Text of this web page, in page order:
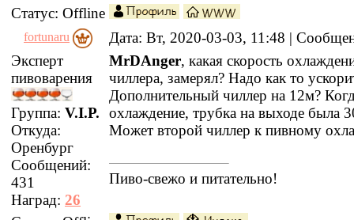
Статус: Offline
fortunaru
Дата: Вт, 2020-03-03, 11:48 |
Эксперт
пивоварения
Группа: V.I.P.
Откуда:
Оренбург
Сообщений:
431
Наград: 26
MrDAnger, какая скорость
чиллера, замерял? Надо как то
Дополнительный чиллер на 12м?
охлаждение, трубка на выходе была
Может второй чиллер к пивному
Пиво-свежо и питательно!